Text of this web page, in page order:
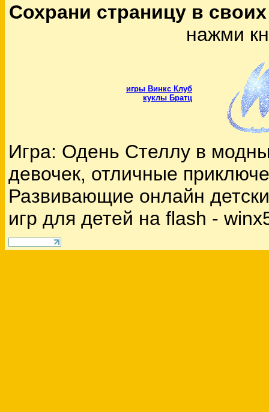
Сохрани страницу в своих
нажми
игры Винкс Клуб
куклы Братц
Игра: Одень Стеллу в
девочек, отличные
Развивающие онлайн
игр для детей на flash -